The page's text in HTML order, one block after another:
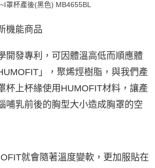
含以上)免運費
含以上)免運費
含以上)免運費
罩杯產後(黑色) MB4655BL
機能商品
開發專利，可因體溫高低而順應體
」，聚烯烴樹脂，與我們產
杯上杯緣使用HUMOFIT材料，讓產
哺乳前後的胸型大小造成胸罩的空
就會隨著溫度變軟，更加服貼在